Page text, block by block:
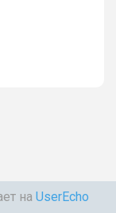
на UserEcho